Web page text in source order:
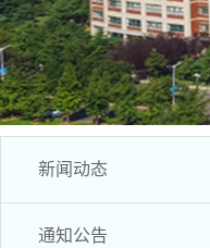
新闻动态
通知公告